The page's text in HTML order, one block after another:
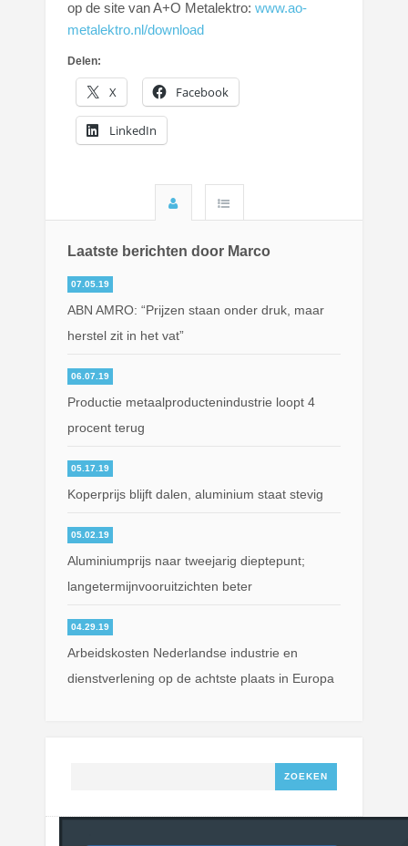
op de site van A+O Metalektro:www.ao-
metalektro.nl/download
Delen:
X Facebook
LinkedIn
Laatste berichten door Marco
07.05.19
ABN AMRO: “Prijzen staan onder druk, maar
herstel zit in het vat”
06.07.19
Productie metaalproductenindustrie loopt 4
procent terug
05.17.19
Koperprijs blijft dalen, aluminium staat stevig
05.02.19
Aluminiumprijs naar tweejarig dieptepunt;
langetermijnvooruitzichten beter
04.29.19
Arbeidskosten Nederlandse industrie en
dienstverlening op de achtste plaats in Europa